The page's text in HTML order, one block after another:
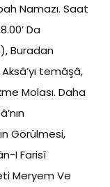
Namazı. Saat
Da
Buradan
temâşâ,
Molası. Daha
Görülmesi,
I Farisî
Meryem Ve